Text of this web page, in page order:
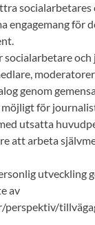
socialarbetares
engagemang för
socialarbetare
genom
för
utsatta
att arbeta
utveckling
av
perspektiv/